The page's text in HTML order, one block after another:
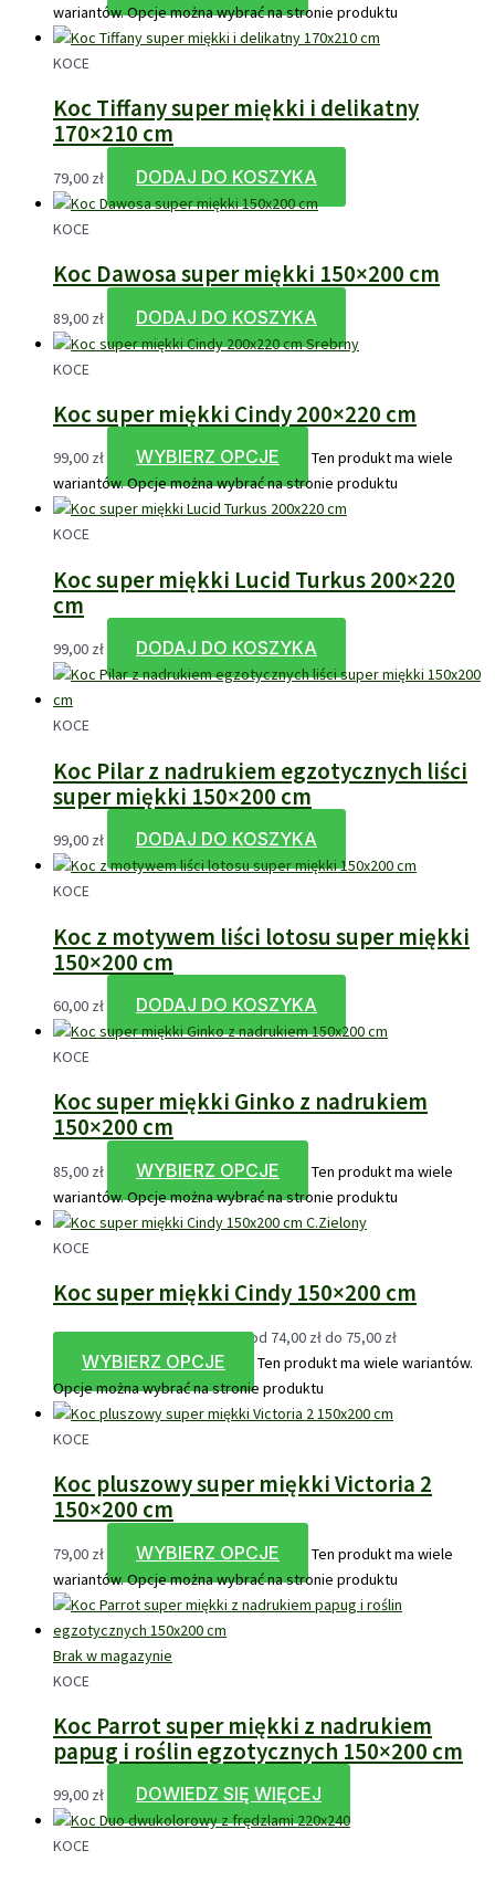
wariantów. Opcje można wybrać na stronie produktu
KOCE
Koc Tiffany super miękki i delikatny
170×210 cm
79,00 zł DODAJ DO KOSZYKA
KOCE
Koc Dawosa super miękki 150×200 cm
89,00 zł DODAJ DO KOSZYKA
KOCE
Koc super miękki Cindy 200×220 cm
99,00 zł WYBIERZ OPCJE
Ten produkt ma wiele
wariantów. Opcje można wybrać na stronie produktu
KOCE
Koc super miękki Lucid Turkus 200×220
cm
99,00 zł DODAJ DO KOSZYKA
KOCE
Koc Pilar z nadrukiem egzotycznych liści
super miękki 150×200 cm
99,00 zł DODAJ DO KOSZYKA
KOCE
Koc z motywem liści lotosu super miękki
150×200 cm
60,00 zł DODAJ DO KOSZYKA
KOCE
Koc super miękki Ginko z nadrukiem
150×200 cm
85,00 zł WYBIERZ OPCJE
Ten produkt ma wiele
wariantów. Opcje można wybrać na stronie produktu
KOCE
Koc super miękki Cindy 150×200 cm
74,00zł–75,00złZakres cen: od 74,00 zł do 75,00 zł
WYBIERZ OPCJE
Ten produkt ma wiele wariantów.
Opcje można wybrać na stronie produktu
KOCE
Koc pluszowy super miękki Victoria 2
150×200 cm
79,00 zł WYBIERZ OPCJE
Ten produkt ma wiele
wariantów. Opcje można wybrać na stronie produktu
Brak w magazynie
KOCE
Koc Parrot super miękki z nadrukiem
papug i roślin egzotycznych 150×200 cm
99,00 zł DOWIEDZ SIĘ WIĘCEJ
KOCE